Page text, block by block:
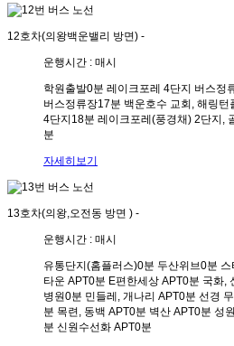
12호차(의왕백운밸리 방면) -
운행시간 : 매시
학원출발0분 레이크포레 4단지 버스정
버스정류장17분 백운호수 교회, 해링
4단지 18분 레이크포레(풍경채) 2단지,
분
자세히보기
13호차(의왕,오전동 방면 ) -
운행시간 : 매시
유통단지(홈플러스)0분 두산위브0분
타운 APT0분 E편한세상 APT0분 국화,
병원0분 민들레, 개나리 APT0분 선경
분 목련, 동백 APT0분 벽산 APT0분 성
분 신원수선화 APT0분